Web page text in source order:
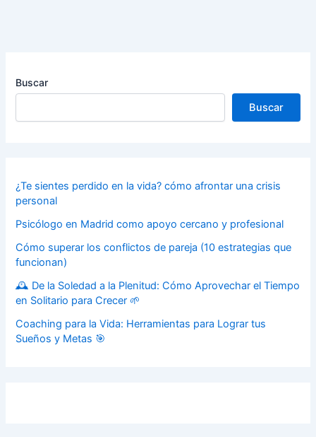
Buscar
Buscar
¿Te sientes perdido en la vida? cómo afrontar una crisis
personal
Psicólogo en Madrid como apoyo cercano y profesional
Cómo superar los conflictos de pareja (10 estrategias que
funcionan)
🕰️ De la Soledad a la Plenitud: Cómo Aprovechar el Tiempo
en Solitario para Crecer 🌱
Coaching para la Vida: Herramientas para Lograr tus
Sueños y Metas 🎯